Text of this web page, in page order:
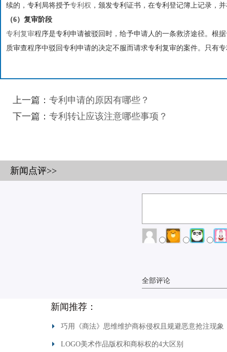
续的，专利局将授予专利权 ，颁发专利证书，在专利登记簿上记录，
（6）复审阶段
专利复审程序是专利申请被驳回时，给予申请人的一条救济途径。根据
质审查程序中驳回专利申请的决定不服而请求专利复审的案件。只有
上一篇： 专利申请的原因有哪些？
下一篇： 专利转让应该注意哪些事项？
新闻点评>>
全部评论
新闻推荐：
巧用《商法》思维维护商标侵权且规避恶意抢注现象
LOGO美术作品版权和商标权的4大区别